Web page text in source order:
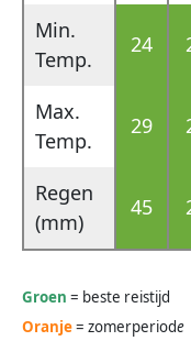
Min.
Temp.
24
Max.
Temp.
29
Regen
(mm)
45
Groen = beste reistijd
Oranje= zomerperiode